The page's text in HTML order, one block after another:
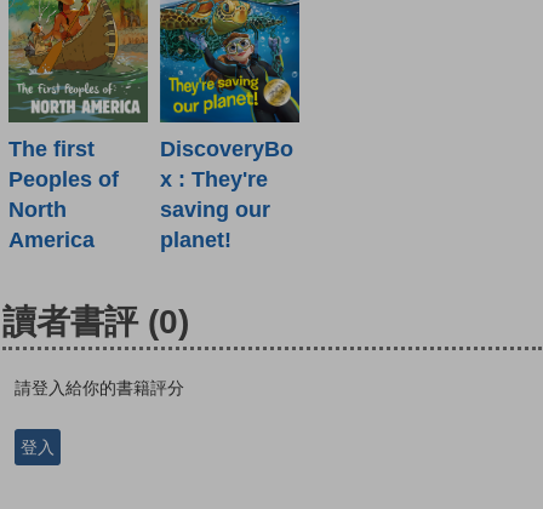
The first
Peoples of
North
America
DiscoveryBo
x : They're
saving our
planet!
讀者書評 (0)
請登入給你的書籍評分
登入